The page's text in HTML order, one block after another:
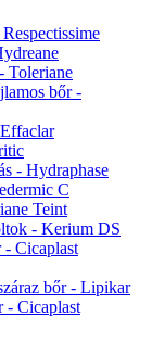
Toleriane
bőr -
- Hydraphase
C
Teint
- Kerium DS
- Cicaplast
bőr - Lipikar
- Cicaplast